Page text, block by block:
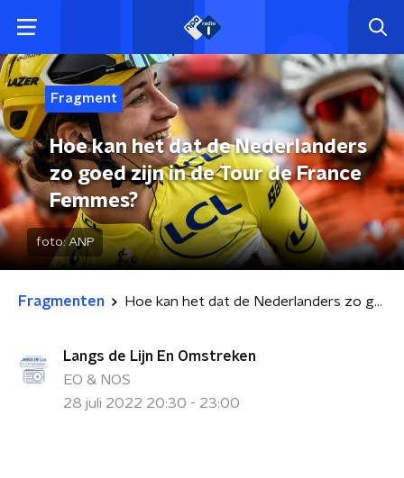
Fragment
Hoe kan het dat de Nederlanders
zo goed zijn in de Tour de France
Femmes?
foto:ANP
Fragmenten Hoe kan het dat de Nederlanders zo goed zijn in de Tour de France Femmes?
Langs de Lijn En Omstreken
EO & NOS
28 juli 2022 20:30 - 23:00